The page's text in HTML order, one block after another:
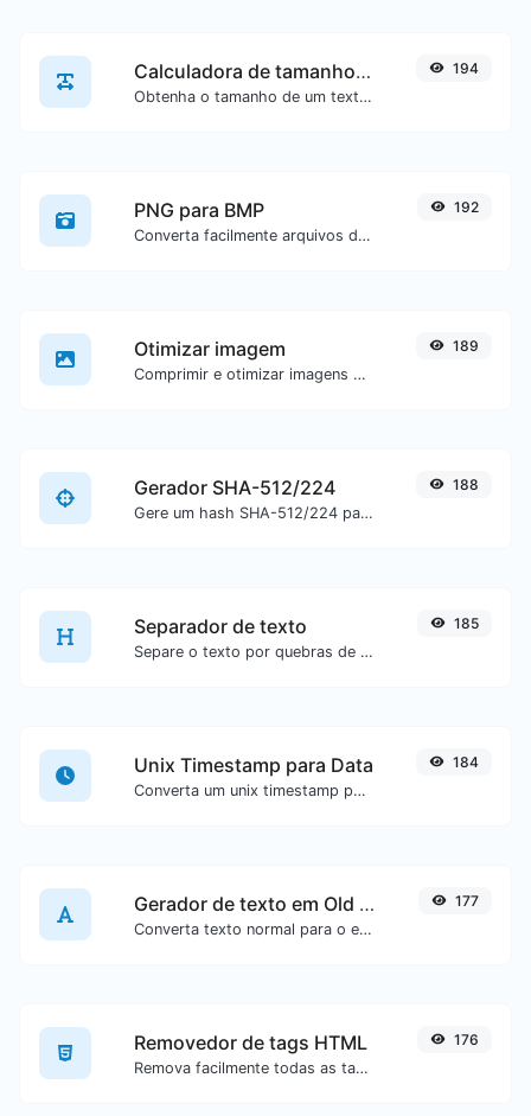
Calculadora de tamanho de texto
Obtenha o tamanho de um texto em Bytes (B), Kilobytes (KB) ou Megabytes (MB).
194
PNG para BMP
Converta facilmente arquivos de imagem PNG para BMP.
192
Otimizar imagem
Comprimir e otimizar imagens para um tamanho menor, mas mantendo alta qualidade.
189
Gerador SHA-512/224
Gere um hash SHA-512/224 para qualquer entrada de texto.
188
Separador de texto
Separe o texto por quebras de linha, vírgulas, pontos...etc.
185
Unix Timestamp para Data
Converta um unix timestamp para UTC e sua data local.
184
Gerador de texto em Old English
Converta texto normal para o estilo de fonte Old English.
177
Removedor de tags HTML
Remova facilmente todas as tags HTML de um bloco de texto.
176